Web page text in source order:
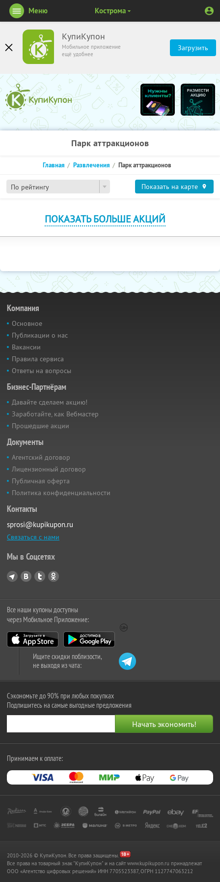
КупиКупон
Мобильное приложение
ещё удобнее
Загрузить
Меню Кострома
Парк аттракционов
По рейтингу
Главная Развлечения Парк аттракционов
Показать на карте
ПОКАЗАТЬ БОЛЬШЕ АКЦИЙ
Компания
Основное
Публикации о нас
Вакансии
Правила сервиса
Ответы на вопросы
Бизнес-Партнёрам
Давайте сделаем акцию!
Заработайте, как Вебмастер
Прошедшие акции
Документы
Агентский договор
Лицензионный договор
Публичная оферта
Политика конфиденциальности
Контакты
sprosi@kupikupon.ru
Связаться с нами
Мы в Соцсетях
Все наши купоны доступны
через Мобильное Приложение:
Ищите скидки поблизости,
не выходя из чата:
Сэкономьте до 90% при любых покупках
Подпишитесь на самые выгодные предложения
Принимаем к оплате:
2010-2026 © КупиКупон. Все права защищены.
Все права на товарный знак "КупиКупон" и на сайт www.kupikupon.ru принадлежат
OOO «Агентство цифровых решений» ИНН 7705523387, ОГРН 1127747063212